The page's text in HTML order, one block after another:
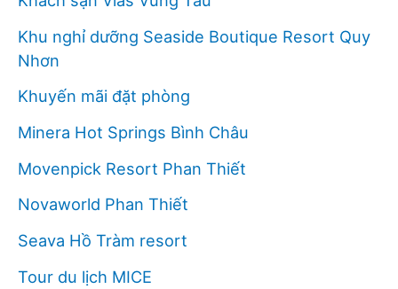
Khu nghỉ dưỡng Seaside Boutique Resort Quy
Nhơn
Khuyến mãi đặt phòng
Minera Hot Springs Bình Châu
Movenpick Resort Phan Thiết
Novaworld Phan Thiết
Seava Hồ Tràm resort
Tour du lịch MICE